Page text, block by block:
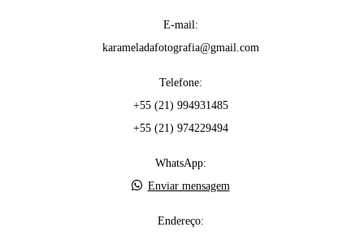
E-mail:
karameladafotografia@gmail.com
Telefone:
+55 (21) 994931485
+55 (21) 974229494
WhatsApp:
Enviar mensagem
Endereço: